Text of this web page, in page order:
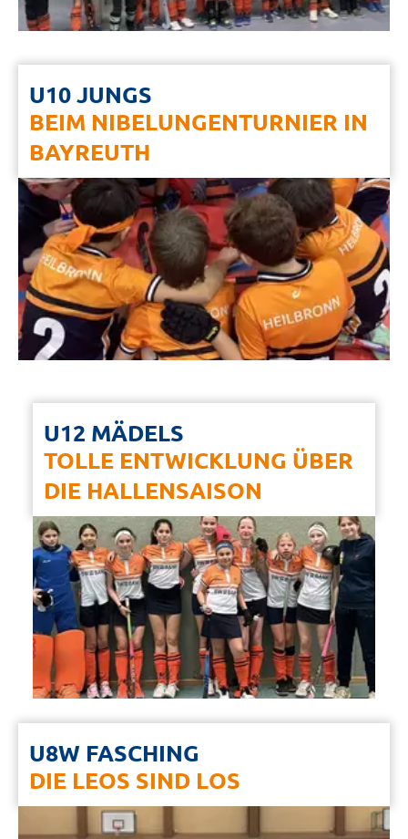
U10 JUNGS
BEIM NIBELUNGENTURNIER IN
BAYREUTH
U12 MÄDELS
TOLLE ENTWICKLUNG ÜBER
DIE HALLENSAISON
U8W FASCHING
DIE LEOS SIND LOS